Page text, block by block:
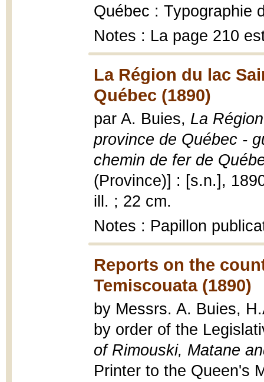
Québec : Typographie
Notes : La page 210
La Région du lac
Québec (1890)
par A. Buies, La
province de Québec -
chemin de fer de
(Province)] : [s.n.],
ill. ; 22 cm.
Notes : Papillon
Reports on the
Temiscouata (1890)
by Messrs. A. Buies,
by order of the
of Rimouski, Matane
Printer to the Queen's